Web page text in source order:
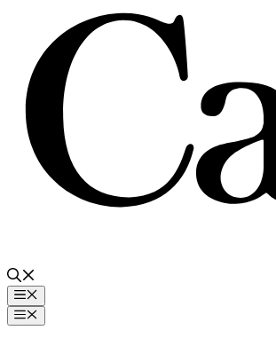
содержимому
Меню
Меню